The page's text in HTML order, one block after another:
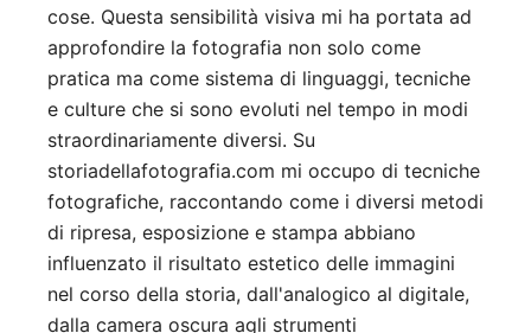
cose. Questa sensibilità visiva mi ha portata ad
approfondire la fotografia non solo come
pratica ma come sistema di linguaggi, tecniche
e culture che si sono evoluti nel tempo in modi
straordinariamente diversi. Su
storiadellafotografia.com mi occupo di tecniche
fotografiche, raccontando come i diversi metodi
di ripresa, esposizione e stampa abbiano
influenzato il risultato estetico delle immagini
nel corso della storia, dall'analogico al digitale,
dalla camera oscura agli strumenti